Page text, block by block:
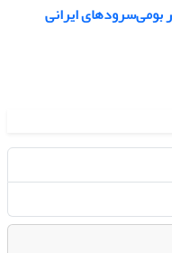
بومی‌سرودهای ایرانی